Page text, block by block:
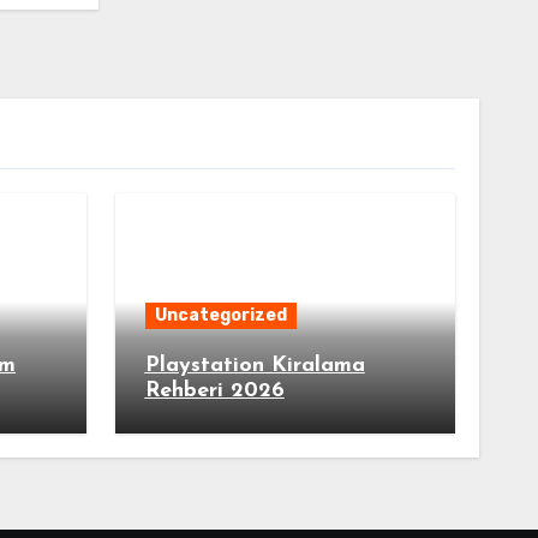
Uncategorized
Playstation Kiralama
Rehberi 2026